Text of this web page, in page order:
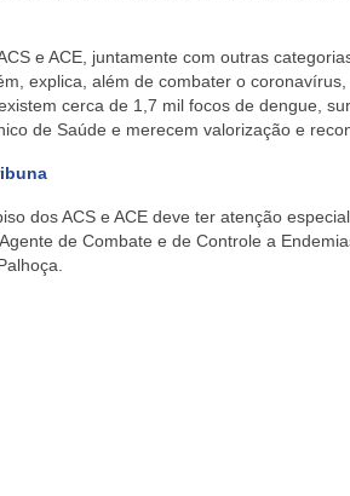
e ACE, juntamente com outras
explica, além de combater o
cerca de 1,7 mil focos de dengue,
de Saúde e merecem valorização e
dos ACS e ACE deve ter atenção
de Combate e de Controle a